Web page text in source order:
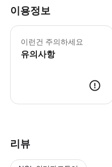
이용정보
이런건 주의하세요
유의사항
리뷰